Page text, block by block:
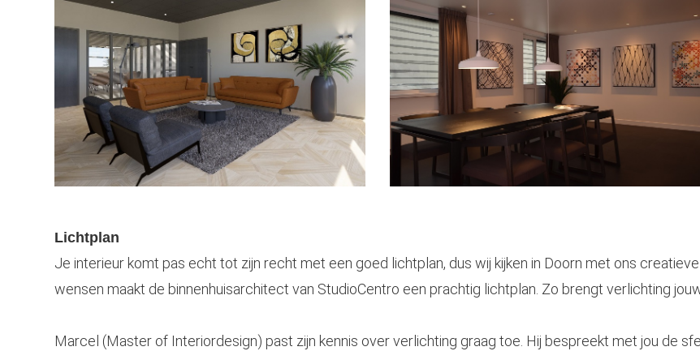
Lichtplan
Je interieur komt pas echt tot zijn recht met een goed lichtplan, dus wij kijken in Doorn met ons
wensen maakt de binnenhuisarchitect van StudioCentro een prachtig lichtplan. Zo brengt verlichting
Marcel (Master of Interiordesign) past zijn kennis over verlichting graag toe. Hij bespreekt met jou de